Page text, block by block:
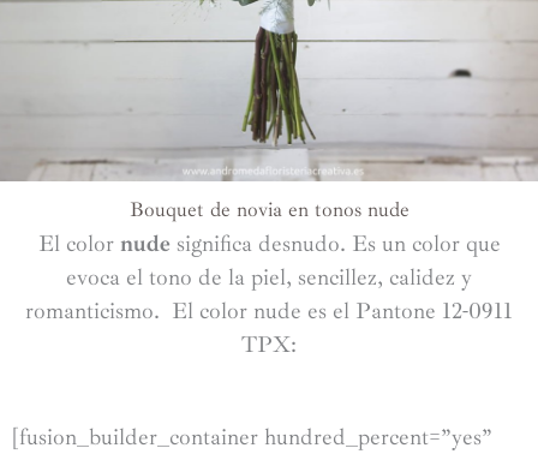
Bouquet de novia en tonos nude
El colornude significa desnudo. Es un color que
evoca el tono de la piel, sencillez, calidez y
romanticismo. El color nude es el Pantone 12-0911
TPX:
[fusion_builder_container hundred_percent=”yes”